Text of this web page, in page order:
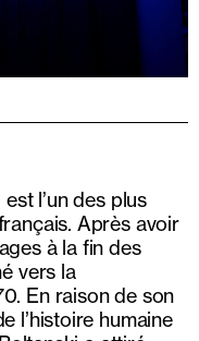
l’un des plus
Après avoir
à la fin des
vers la
En raison de son
l’histoire humaine